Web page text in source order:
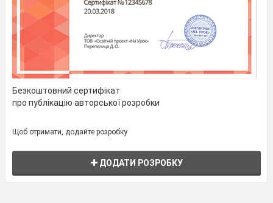
Безкоштовний сертифікат
про публікацію авторської розробки
Щоб отримати, додайте розробку
ДОДАТИ РОЗРОБКУ